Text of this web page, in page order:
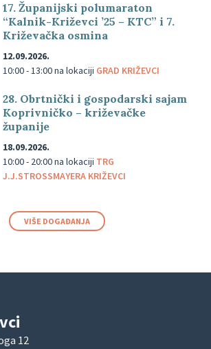
17. Županijski polumaraton
“Kalnik-Križevci ’25 – KTC” i 7.
Križevačka osmina
12.09.2026.
10:00 - 13:00na lokaciji GRAD KRIŽEVCI
28. Obrtnički i gospodarski sajam
Koprivničko – križevačke
županije
18.09.2026.
10:00 - 20:00na lokaciji TRG
J.J.STROSSMAYERA KRIŽEVCI
VIŠE DOGAĐANJA
12